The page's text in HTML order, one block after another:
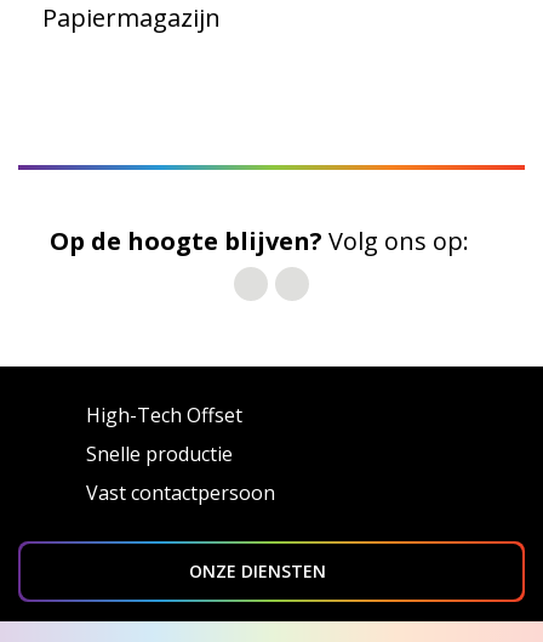
Papiermagazijn
Op de hoogte blijven? Volg ons op:
High-Tech Offset
Snelle productie
Vast contactpersoon
ONZE DIENSTEN